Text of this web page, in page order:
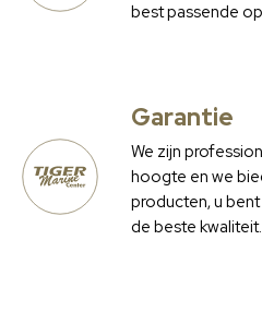
best passende
Garantie
We zijn
hoogte en we
producten, u
de beste kwaliteit.